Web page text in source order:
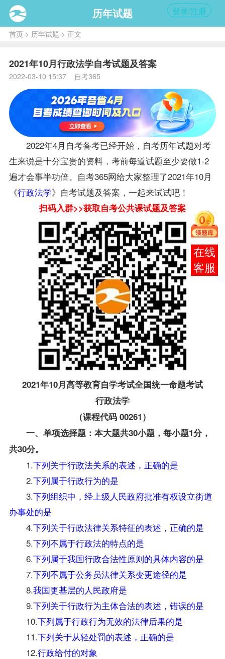
报考
咨询
历年试题 登录/注册
首页> 历年试题 > 正文
2021年10月行政法学自考试题及答案
2022-03-10 15:37 自考365
2022年4月自考备考已经开始，自考历年试题对考
生来说是十分宝贵的资料，考前每道试题至少要做1-2
遍才会事半功倍。自考365网给大家整理了2021年10月
《行政法学》自考试题及答案 ，一起来试试吧！
扫码入群>>获取自考公共课试题及答案
2021年10月高等教育自学考试全国统一命题考试
行政法学
（课程代码 00261）
一、单项选择题：本大题共30小题，每小题1分，
共30分。
1.下列关于行政法关系的表述，正确的是
2.下列属于行政行为的是
3.下列组织中，经上级人民政府批准有权设立街道
办事处的是
4.下列关于行政法律关系特征的表述，正确的是
5.下列不属于行政法的特点的是
6.下列属于我国行政合法性原则的具体内容的是
7.下列不属于公务员法律关系变更途径的是
8.我国更基层的人民政府是
9.下列关于行政行为主体合法的表述，错误的是
10.下列属于行政行为无效的法律后果的是
11.下列关于从轻处罚的表述，正确的是
12.行政给付的对象